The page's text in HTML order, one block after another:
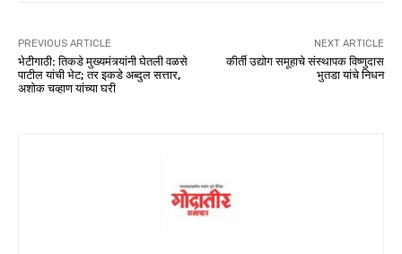
PREVIOUS ARTICLE
भेटीगाठी: तिकडे मुख्यमंत्र्यांनी घेतली वळसे
पाटील यांची भेट; तर इकडे अब्दुल सत्तार,
अशोक चव्हाण यांच्या घरी
NEXT ARTICLE
कीर्ती उद्योग समूहाचे संस्थापक विष्णुदास
भुतडा यांचे निधन